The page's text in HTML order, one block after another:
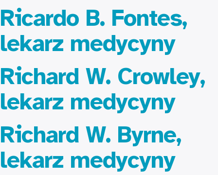
Ricardo B. Fontes,
lekarz medycyny
Richard W. Crowley,
lekarz medycyny
Richard W. Byrne,
lekarz medycyny